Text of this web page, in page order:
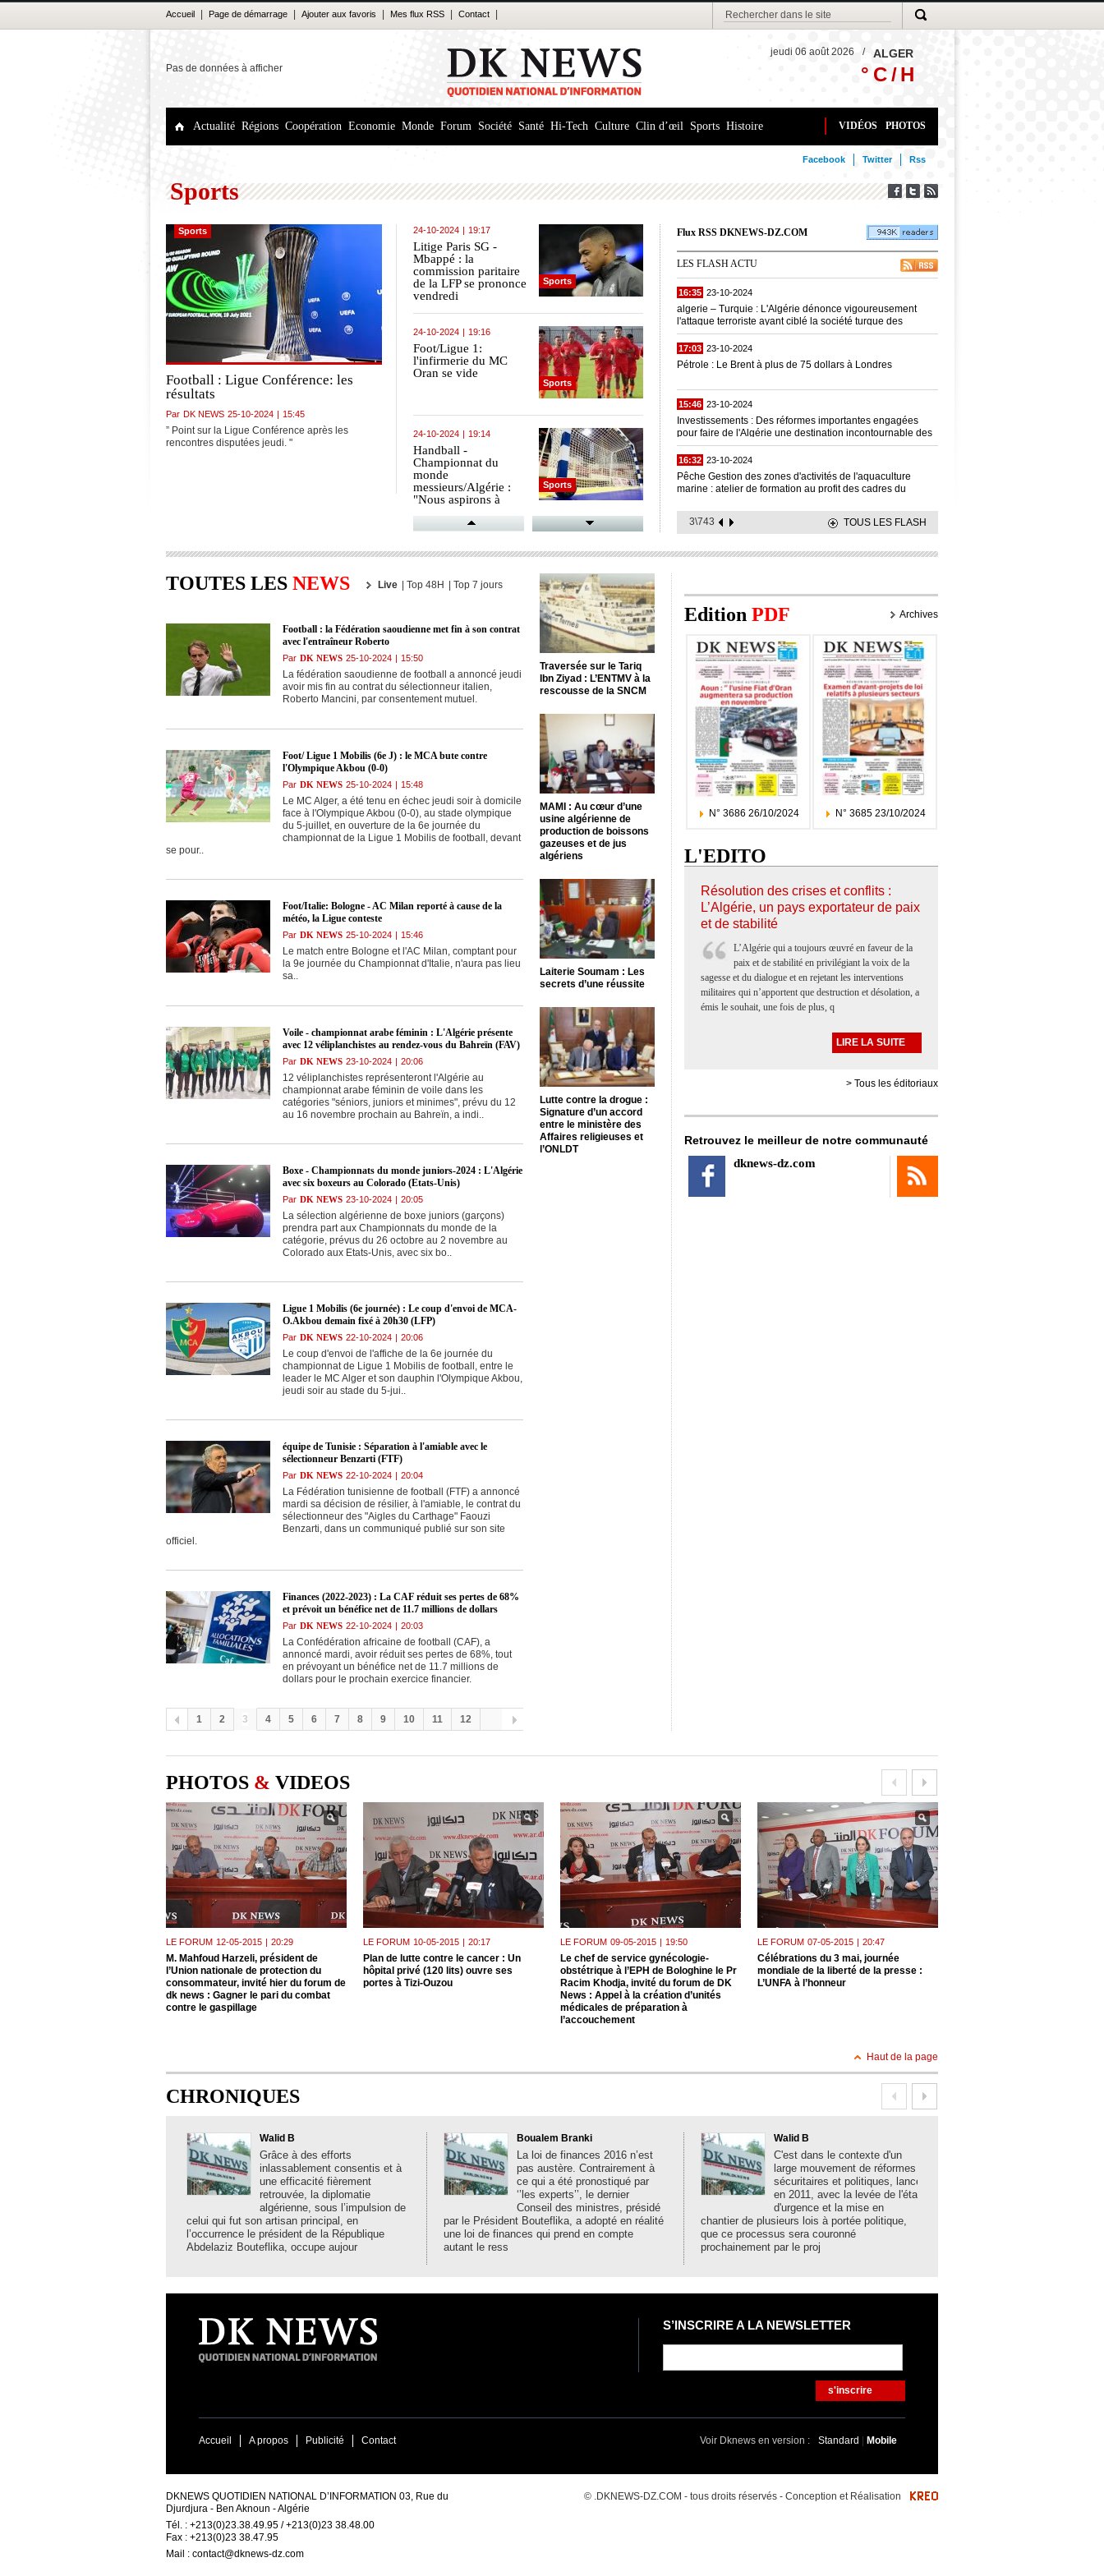
Accueil Page de démarrage Ajouter aux favoris Mes flux RSS Contact
Pas de données à afficher
ALGER
/
jeudi 06 août 2026
° C /H
Actualité Régions Coopération Economie Monde Forum Société Santé Hi-Tech Culture Clin d’œil Sports Histoire VIDÉOS PHOTOS
Facebook Twitter Rss
Sports
Sports
Football : Ligue Conférence: les
résultats
Par DK NEWS 25-10-2024 | 15:45
” Point sur la Ligue Conférence après les
rencontres disputées jeudi. "
Sports
24-10-2024 | 19:17
Litige Paris SG -
Mbappé : la
commission paritaire
de la LFP se prononce
vendredi
Sports
24-10-2024 | 19:16
Foot/Ligue 1:
l'infirmerie du MC
Oran se vide
Sports
24-10-2024 | 19:14
Handball -
Championnat du
monde
messieurs/Algérie :
"Nous aspirons à
tour malgré la
mission" (présidente
FAHB)
Sports
Championnat
forfait pour le Clasico
Sports
Handball / CAN-2024
"atteindre les demi-
finales et corriger
rapidement nos
Sports
Ligue 2 amateur (6e
tombe à El-Harrach,
marche triomphale
Sports
23-10-2024 | 20:14
participe à la 46e
ordinaire de la CAF
Ligue 1 Mobilis (mise
à jour/4e journée) :
cale à domicile
Sports
23-10-2024 | 20:09
Ligue 1 Mobilis
MCA–AKBOU, ce
soir à 20h30, au stade
du 5 juillet : Défaite
interdite pour les
Akbouciens
Flux RSS DKNEWS-DZ.COM
LES FLASH ACTU
16:35 23-10-2024
algerie – Turquie : L'Algérie dénonce vigoureusement
l'attaque terroriste ayant ciblé la société turque des
industries aérospatiales "TUSAS"
17:03 23-10-2024
Pétrole : Le Brent à plus de 75 dollars à Londres
15:46 23-10-2024
Investissements : Des réformes importantes engagées
pour faire de l'Algérie une destination incontournable des
IDE (ministre)
16:32 23-10-2024
Pêche Gestion des zones d'activités de l'aquaculture
marine : atelier de formation au profit des cadres du
3\743
TOUS LES FLASH
TOUTES LES NEWS Live Top 48H Top 7 jours
Football : la Fédération saoudienne met fin à son contrat
avec l'entraîneur Roberto
Par DK NEWS 25-10-2024 | 15:50
La fédération saoudienne de football a annoncé jeudi
avoir mis fin au contrat du sélectionneur italien,
Roberto Mancini, par consentement mutuel.
Foot/ Ligue 1 Mobilis (6e J) : le MCA bute contre
l'Olympique Akbou (0-0)
Par DK NEWS 25-10-2024 | 15:48
Le MC Alger, a été tenu en échec jeudi soir à domicile
face à l'Olympique Akbou (0-0), au stade olympique
du 5-juillet, en ouverture de la 6e journée du
championnat de la Ligue 1 Mobilis de football, devant
se pour..
Foot/Italie: Bologne - AC Milan reporté à cause de la
météo, la Ligue conteste
Par DK NEWS 25-10-2024 | 15:46
Le match entre Bologne et l'AC Milan, comptant pour
la 9e journée du Championnat d'Italie, n'aura pas lieu
sa..
Voile - championnat arabe féminin : L'Algérie présente
avec 12 véliplanchistes au rendez-vous du Bahreïn (FAV)
Par DK NEWS 23-10-2024 | 20:06
12 véliplanchistes représenteront l'Algérie au
championnat arabe féminin de voile dans les
catégories "séniors, juniors et minimes", prévu du 12
au 16 novembre prochain au Bahreïn, a indi..
Boxe - Championnats du monde juniors-2024 : L'Algérie
avec six boxeurs au Colorado (Etats-Unis)
Par DK NEWS 23-10-2024 | 20:05
La sélection algérienne de boxe juniors (garçons)
prendra part aux Championnats du monde de la
catégorie, prévus du 26 octobre au 2 novembre au
Colorado aux Etats-Unis, avec six bo..
Ligue 1 Mobilis (6e journée) : Le coup d'envoi de MCA-
O.Akbou demain fixé à 20h30 (LFP)
Par DK NEWS 22-10-2024 | 20:06
Le coup d'envoi de l'affiche de la 6e journée du
championnat de Ligue 1 Mobilis de football, entre le
leader le MC Alger et son dauphin l'Olympique Akbou,
jeudi soir au stade du 5-jui..
équipe de Tunisie : Séparation à l'amiable avec le
sélectionneur Benzarti (FTF)
Par DK NEWS 22-10-2024 | 20:04
La Fédération tunisienne de football (FTF) a annoncé
mardi sa décision de résilier, à l'amiable, le contrat du
sélectionneur des "Aigles du Carthage" Faouzi
Benzarti, dans un communiqué publié sur son site
officiel.
Finances (2022-2023) : La CAF réduit ses pertes de 68%
et prévoit un bénéfice net de 11.7 millions de dollars
Par DK NEWS 22-10-2024 | 20:03
La Confédération africaine de football (CAF), a
annoncé mardi, avoir réduit ses pertes de 68%, tout
en prévoyant un bénéfice net de 11.7 millions de
dollars pour le prochain exercice financier.
1 2 3 4 5 6 7 8 9 10 11 12
Traversée sur le Tariq
Ibn Ziyad : L’ENTMV à la
rescousse de la SNCM
MAMI : Au cœur d’une
usine algérienne de
production de boissons
gazeuses et de jus
algériens
Laiterie Soumam : Les
secrets d’une réussite
Lutte contre la drogue :
Signature d’un accord
entre le ministère des
Affaires religieuses et
l’ONLDT
Edition PDF Archives
N° 3686 26/10/2024 N° 3685 23/10/2024
L'EDITO
Résolution des crises et conflits :
L’Algérie, un pays exportateur de paix
et de stabilité
L’Algérie qui a toujours œuvré en faveur de la
paix et de stabilité en privilégiant la voix de la
sagesse et du dialogue et en rejetant les interventions
militaires qui n’apportent que destruction et désolation, a
émis le souhait, une fois de plus, q
LIRE LA SUITE
> Tous les éditoriaux
Retrouvez le meilleur de notre communauté
dknews-dz.com
PHOTOS & VIDEOS
LE FORUM 12-05-2015 | 20:29
M. Mahfoud Harzeli, président de
l’Union nationale de protection du
consommateur, invité hier du forum de
dk news : Gagner le pari du combat
contre le gaspillage
LE FORUM 10-05-2015 | 20:17
Plan de lutte contre le cancer : Un
hôpital privé (120 lits) ouvre ses
portes à Tizi-Ouzou
LE FORUM 09-05-2015 | 19:50
Le chef de service gynécologie-
obstétrique à l’EPH de Bologhine le Pr
Racim Khodja, invité du forum de DK
News : Appel à la création d’unités
médicales de préparation à
l’accouchement
LE FORUM 07-05-2015 | 20:47
Célébrations du 3 mai, journée
mondiale de la liberté de la presse :
L’UNFA à l’honneur
Haut de la page
CHRONIQUES
Walid B
Grâce à des efforts
inlassablement consentis et à
une efficacité fièrement
retrouvée, la diplomatie
algérienne, sous l’impulsion de
celui qui fut son artisan principal, en
l’occurrence le président de la République
Abdelaziz Bouteflika, occupe aujour
Boualem Branki
La loi de finances 2016 n’est
pas austère. Contrairement à
ce qui a été pronostiqué par
‘’les experts’’, le dernier
Conseil des ministres, présidé
par le Président Bouteflika, a adopté en réalité
une loi de finances qui prend en compte
autant le ress
Walid B
C'est dans le contexte d'un
large mouvement de réformes
sécuritaires et politiques, lancé
en 2011, avec la levée de l'état
d'urgence et la mise en
chantier de plusieurs lois à portée politique,
que ce processus sera couronné
prochainement par le proj
S’INSCRIRE A LA NEWSLETTER
s'inscrire
Accueil A propos Publicité Contact Voir Dknews en version : Standard | Mobile
DKNEWS QUOTIDIEN NATIONAL D’INFORMATION 03, Rue du
Djurdjura - Ben Aknoun - Algérie
Tél. : +213(0)23.38.49.95 / +213(0)23 38.48.00
Fax : +213(0)23 38.47.95
Mail : contact@dknews-dz.com
© .DKNEWS-DZ.COM - tous droits réservés - Conception et Réalisation